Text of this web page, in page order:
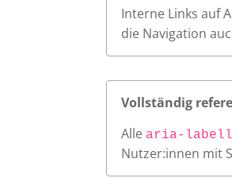
Interne Links auf
die Navigation
Vollständig
Alle aria-
Nutzer:innen mit